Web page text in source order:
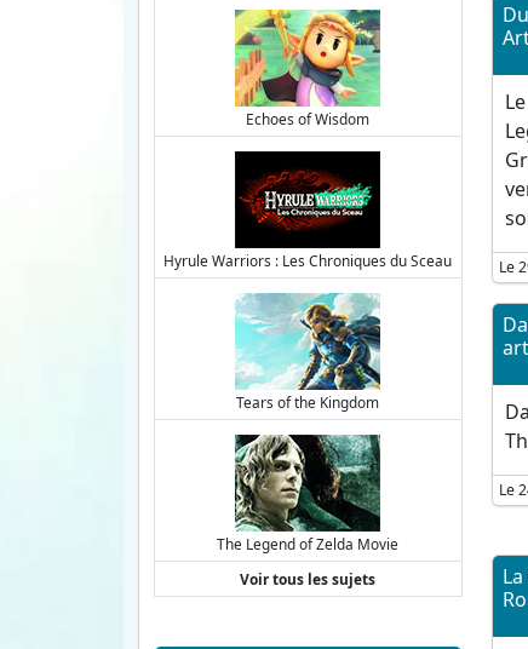
Echoes of Wisdom
Hyrule Warriors : Les Chroniques du Sceau
Tears of the Kingdom
The Legend of Zelda Movie
Voir tous les sujets
Le
Le